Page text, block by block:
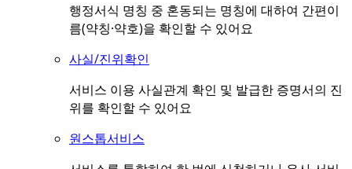
행정서식 명칭 중 혼동되는 명칭에 대하여 간편이
름(약칭·약호)을 확인할 수 있어요
사실/진위확인
서비스 이용 사실관계 확인 및 발급한 증명서의 진
위를 확인할 수 있어요
원스톱서비스